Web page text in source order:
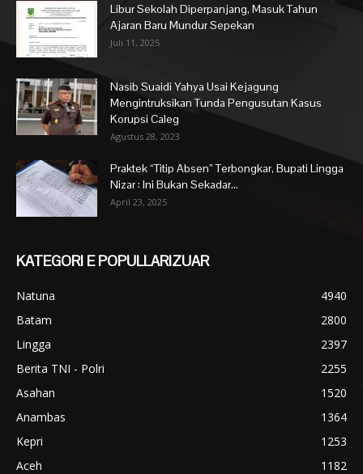
Libur Sekolah Diperpanjang, Masuk Tahun
Ajaran Baru Mundur Sepekan
Juli 11, 2025
Nasib Suaidi Yahya Usai Kejagung
Mengintruksikan Tunda Pengusutan Kasus
Korupsi Caleg
Agustus 28, 2023
Praktek “Titip Absen” Terbongkar, Bupati Lingga
Nizar : Ini Bukan Sekadar...
April 23, 2025
KATEGORI E POPULLARIZUAR
Natuna
4940
Batam
2800
Lingga
2397
Berita TNI - Polri
2255
Asahan
1520
Anambas
1364
Kepri
1253
Aceh
1182